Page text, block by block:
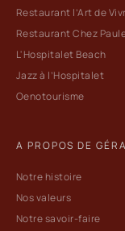
Restaurant l’Art de
Restaurant Chez
L'Hospitalet Beach
Jazz à l’Hospitalet
Oenotourisme
A PROPOS DE
Notre histoire
Nos valeurs
Notre savoir-faire